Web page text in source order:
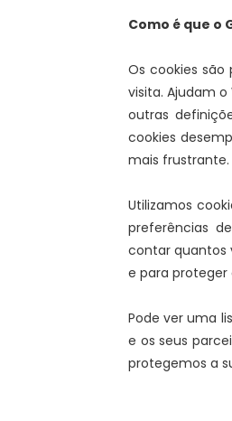
Como é que o
Os cookies
visita. Ajudam
outras
cookies
mais frustrante.
Utilizamos
preferências
contar quantos
e para proteger
Pode ver uma
e os seus
protegemos a